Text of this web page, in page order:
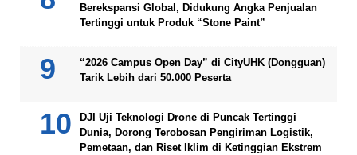
Berekspansi Global, Didukung Angka Penjualan
Tertinggi untuk Produk “Stone Paint”
“2026 Campus Open Day” di CityUHK (Dongguan)
Tarik Lebih dari 50.000 Peserta
DJI Uji Teknologi Drone di Puncak Tertinggi
Dunia, Dorong Terobosan Pengiriman Logistik,
Pemetaan, dan Riset Iklim di Ketinggian Ekstrem